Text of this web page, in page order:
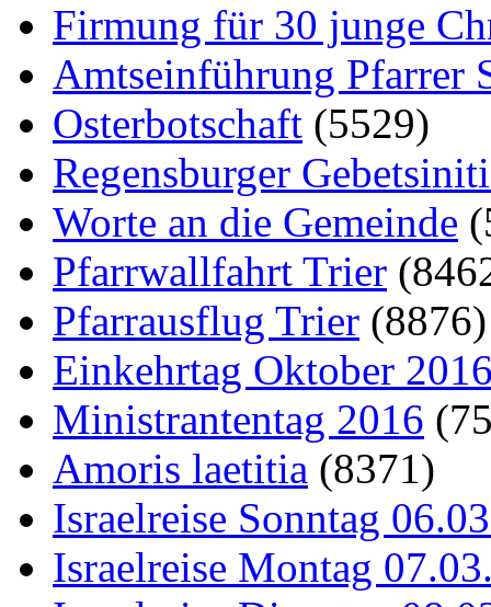
Firmung für 30 junge
Amtseinführung Pfarrer
Osterbotschaft (5529)
Regensburger
Worte an die Gemeinde
Pfarrwallfahrt Trier
Pfarrausflug Trier (8876)
Einkehrtag Oktober
Ministrantentag 2016
Amoris laetitia (8371)
Israelreise Sonntag
Israelreise Montag